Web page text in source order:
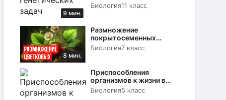
9 мин.
Биология11 класс
8 мин.
Размножение
покрытосеменных
растений. Вегетативное и
Биология7 класс
Приспособления
организмов к жизни в
природе
Биология5 класс